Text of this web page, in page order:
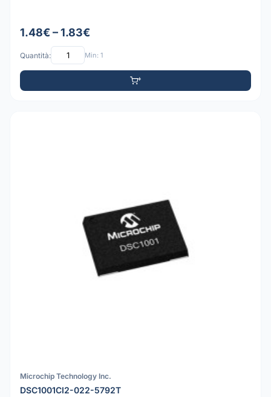
1.48€ – 1.83€
Quantità: Min: 1
Microchip Technology Inc.
DSC1001CI2-022-5792T